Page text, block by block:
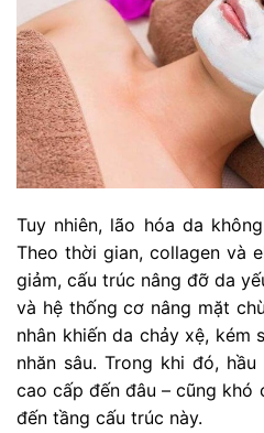
Tuy nhiên, lão hóa da
Theo thời gian, collagen và
giảm, cấu trúc nâng đỡ da
và hệ thống cơ nâng mặt
nhân khiến da chảy xệ, kém
nhăn sâu. Trong khi đó,
cao cấp đến đâu – cũng khó
đến tầng cấu trúc này.